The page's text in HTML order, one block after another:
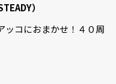
）
ッコにおまかせ！４０周